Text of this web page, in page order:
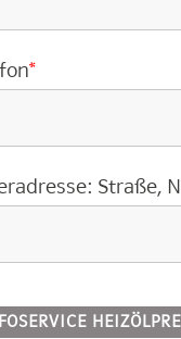
*
Straße,